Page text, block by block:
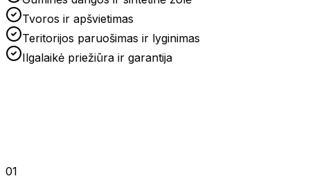
Tvoros ir apšvietimas
Teritorijos paruošimas ir lyginimas
Ilgalaikė priežiūra ir garantija
01